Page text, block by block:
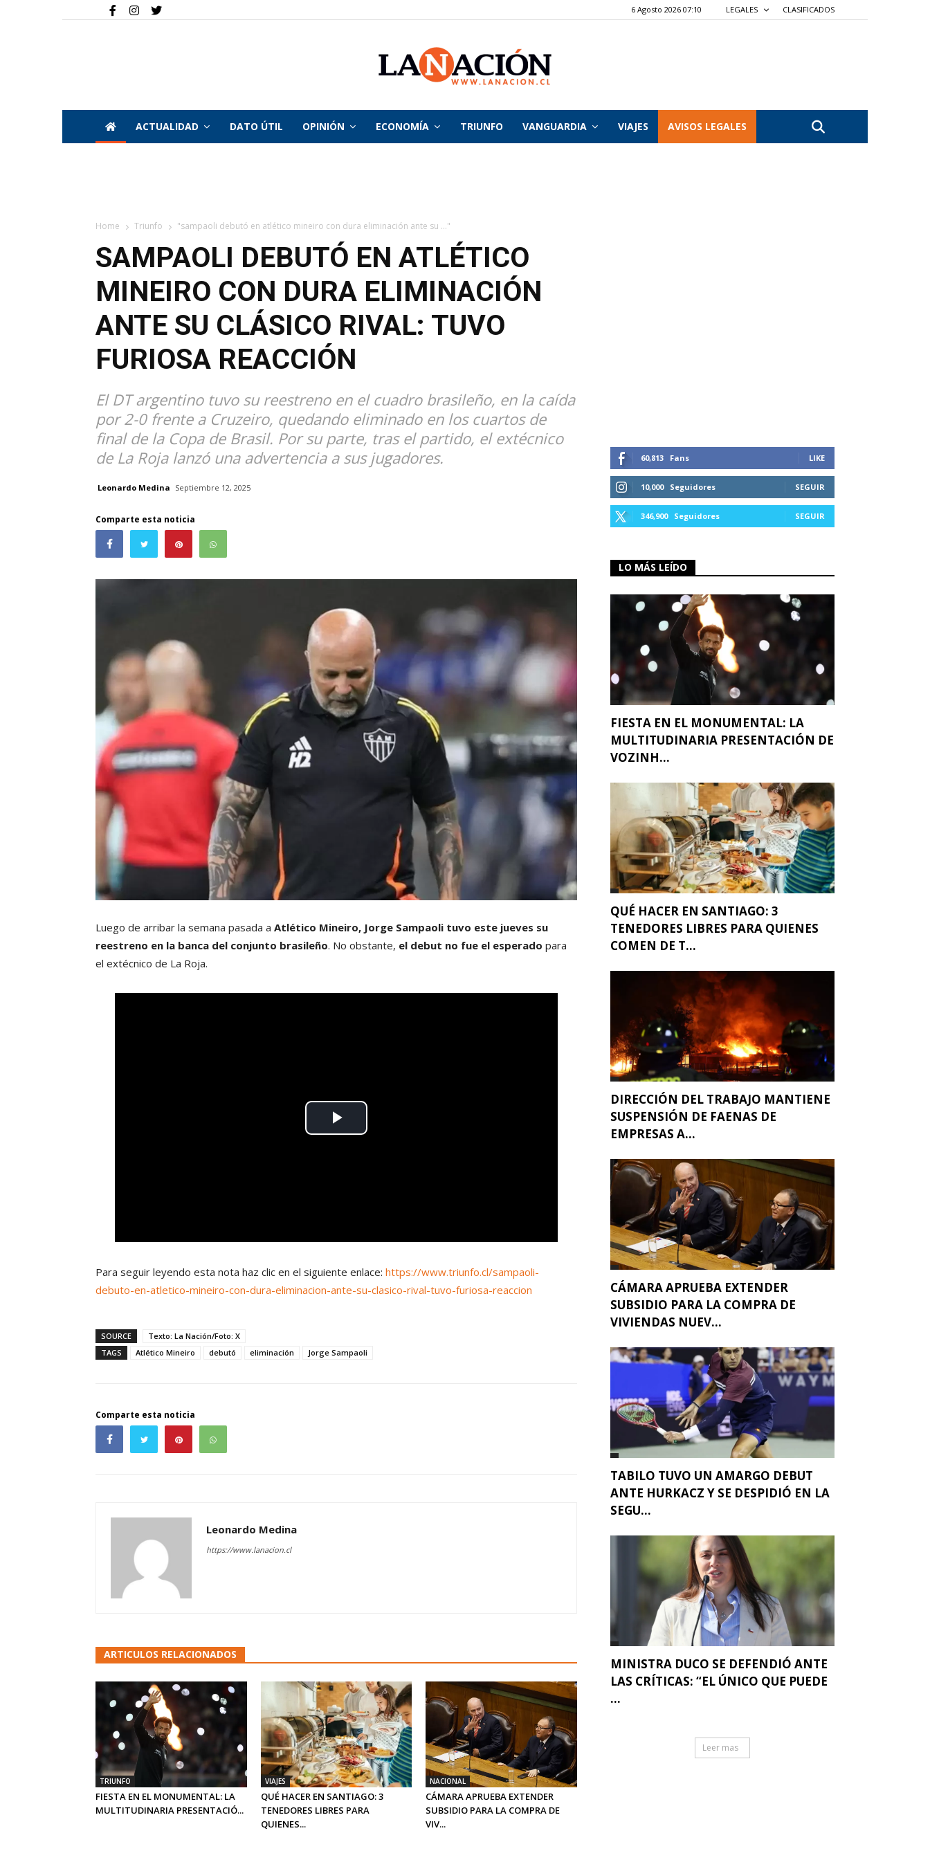
6 Agosto 2026 07:10 LEGALES CLASIFICADOS
La
ACTUALIDAD DATO ÚTIL OPINIÓN ECONOMÍA TRIUNFO VANGUARDIA VIAJES AVISOS LEGALES
Home Triunfo "sampaoli debutó en atlético mineiro con dura eliminación ante su ..."
SAMPAOLI DEBUTÓ EN ATLÉTICO
MINEIRO CON DURA ELIMINACIÓN
ANTE SU CLÁSICO RIVAL: TUVO
FURIOSA REACCIÓN
El DT argentino tuvo su reestreno en el cuadro brasileño, en la caída
por 2-0 frente a Cruzeiro, quedando eliminado en los cuartos de
final de la Copa de Brasil. Por su parte, tras el partido, el extécnico
de La Roja lanzó una advertencia a sus jugadores.
Leonardo Medina Septiembre 12, 2025
Comparte esta noticia
Luego de arribar la semana pasada a Atlético Mineiro, Jorge Sampaoli tuvo este jueves su
reestreno en la banca del conjunto brasileño. No obstante, el debut no fue el esperado para
el extécnico de La Roja.
Para seguir leyendo esta nota haz clic en el siguiente enlace: https://www.triunfo.cl/sampaoli-
debuto-en-atletico-mineiro-con-dura-eliminacion-ante-su-clasico-rival-tuvo-furiosa-reaccion
SOURCE
Texto: La Nación/Foto: X
TAGS
Atlético Mineiro debutó eliminación Jorge Sampaoli
Comparte esta noticia
Leonardo Medina
https://www.lanacion.cl
ARTICULOS RELACIONADOS
TRIUNFO
FIESTA EN EL MONUMENTAL: LA
MULTITUDINARIA PRESENTACIÓ...
VIAJES
QUÉ HACER EN SANTIAGO: 3
TENEDORES LIBRES PARA
QUIENES...
NACIONAL
CÁMARA APRUEBA EXTENDER
SUBSIDIO PARA LA COMPRA DE
VIV...
60,813 Fans LIKE
10,000 Seguidores SEGUIR
346,900 Seguidores SEGUIR
LO MÁS LEÍDO
FIESTA EN EL MONUMENTAL: LA
MULTITUDINARIA PRESENTACIÓN DE
VOZINH...
QUÉ HACER EN SANTIAGO: 3
TENEDORES LIBRES PARA QUIENES
COMEN DE T...
DIRECCIÓN DEL TRABAJO MANTIENE
SUSPENSIÓN DE FAENAS DE
EMPRESAS A...
CÁMARA APRUEBA EXTENDER
SUBSIDIO PARA LA COMPRA DE
VIVIENDAS NUEV...
TABILO TUVO UN AMARGO DEBUT
ANTE HURKACZ Y SE DESPIDIÓ EN LA
SEGU...
MINISTRA DUCO SE DEFENDIÓ ANTE
LAS CRÍTICAS: “EL ÚNICO QUE PUEDE
...
Leer mas